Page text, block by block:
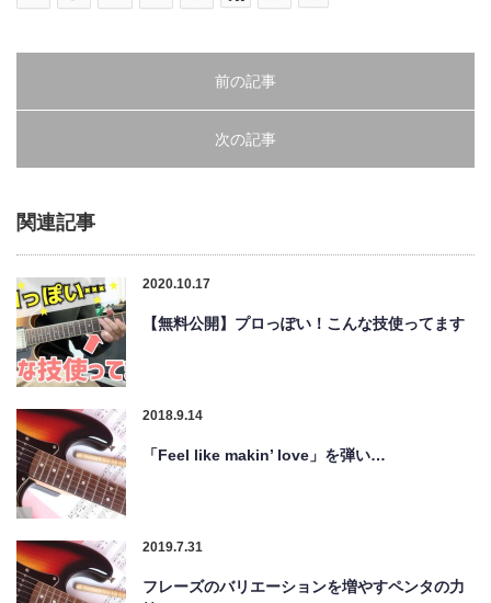
前の記事
次の記事
関連記事
2020.10.17
【無料公開】プロっぽい！こんな技使ってます
2018.9.14
「Feel like makin’ love」を弾い…
2019.7.31
フレーズのバリエーションを増やすペンタの力